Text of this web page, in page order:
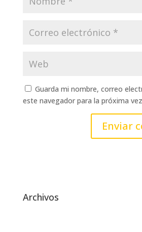
Guarda mi nombre, correo
este navegador para la próxima
Archivos